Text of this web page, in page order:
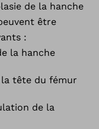
de la hanche
être
:
la hanche
tête du fémur
de la